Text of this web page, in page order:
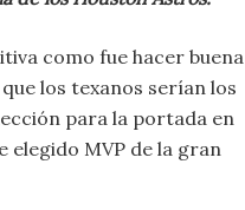
como fue hacer buena
los texanos serían los
para la portada en
elegido MVP de la gran